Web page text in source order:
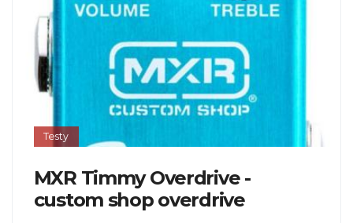
Testy
MXR Timmy Overdrive -
custom shop overdrive